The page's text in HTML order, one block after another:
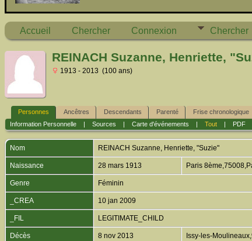
Accueil Chercher Connexion Chercher
REINACH Suzanne, Henriette,
1913 - 2013 (100 ans)
Personnes Ancêtres Descendants Parenté Frise chronologique
Information Personnelle| Sources Carte d'événements Tout| PDF
Nom REINACH Suzanne, Henriette, "Suzie"
Naissance 28 mars 1913 Paris
Genre Féminin
_CREA 10 jan 2009
_FIL LEGITIMATE_CHILD
Décès 8 nov 2013 Issy-les-